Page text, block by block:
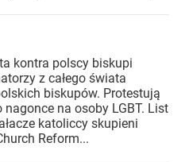
kontra polscy biskupi
z całego świata
biskupów. Protestują
na osoby LGBT. List
katoliccy skupieni
Reform...